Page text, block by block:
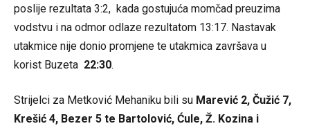
poslije rezultata 3:2, kada gostujuća momčad preuzima
vodstvu i na odmor odlaze rezultatom 13:17. Nastavak
utakmice nije donio promjene te utakmica završava u
korist Buzeta 22:30.
Strijelci za Metković Mehaniku bili su Marević 2, Čužić 7,
Krešić 4, Bezer 5 te Bartolović, Ćule, Ž. Kozina i